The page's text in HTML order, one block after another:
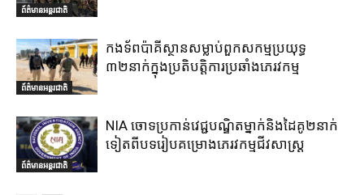
ព័ត៌មានអន្តរជាតិ
ព័ត៌មានអន្តរជាតិ
កងទ័ពប៉ាគីស្ថានសម្លាប់ពួកសកម្មប្រយុទ្ធ
៣២នាក់ក្នុងប្រតិបត្តិការប្រឆាំងភេរវកម្ម
ព័ត៌មានអន្តរជាតិ
NIA ចោទប្រកាន់វេជ្ជបណ្ឌិតម្នាក់និងដៃគូ២នាក់
ទៀតពីបទរៀបគម្រោងភេរវកម្មជីវសាស្ត្រ